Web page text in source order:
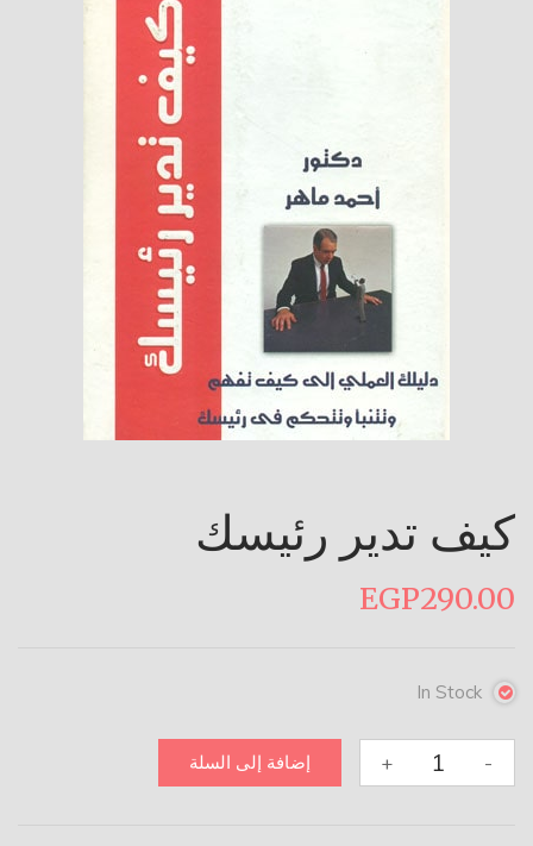
كيف تدير رئيسك
EGP290.00
In Stock
+
كيف
- إضافة إلى السلة